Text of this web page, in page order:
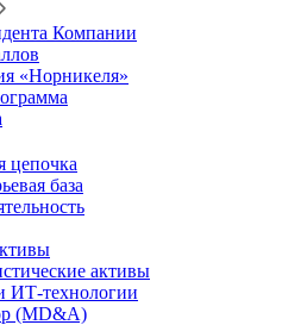
Компании
«Норникеля»
цепочка
база
активы
(MD&A)